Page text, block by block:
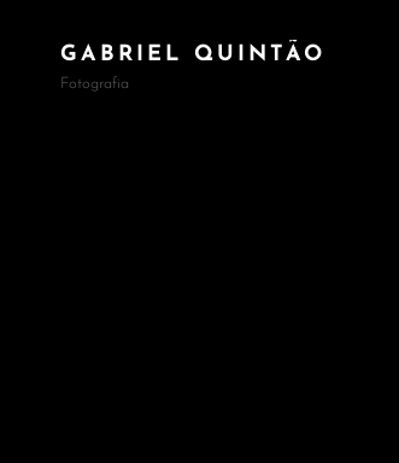
GABRIEL QUINTÃO
Fotografia